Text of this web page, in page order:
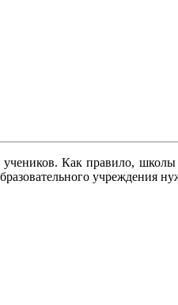
Как правило,
учреждения